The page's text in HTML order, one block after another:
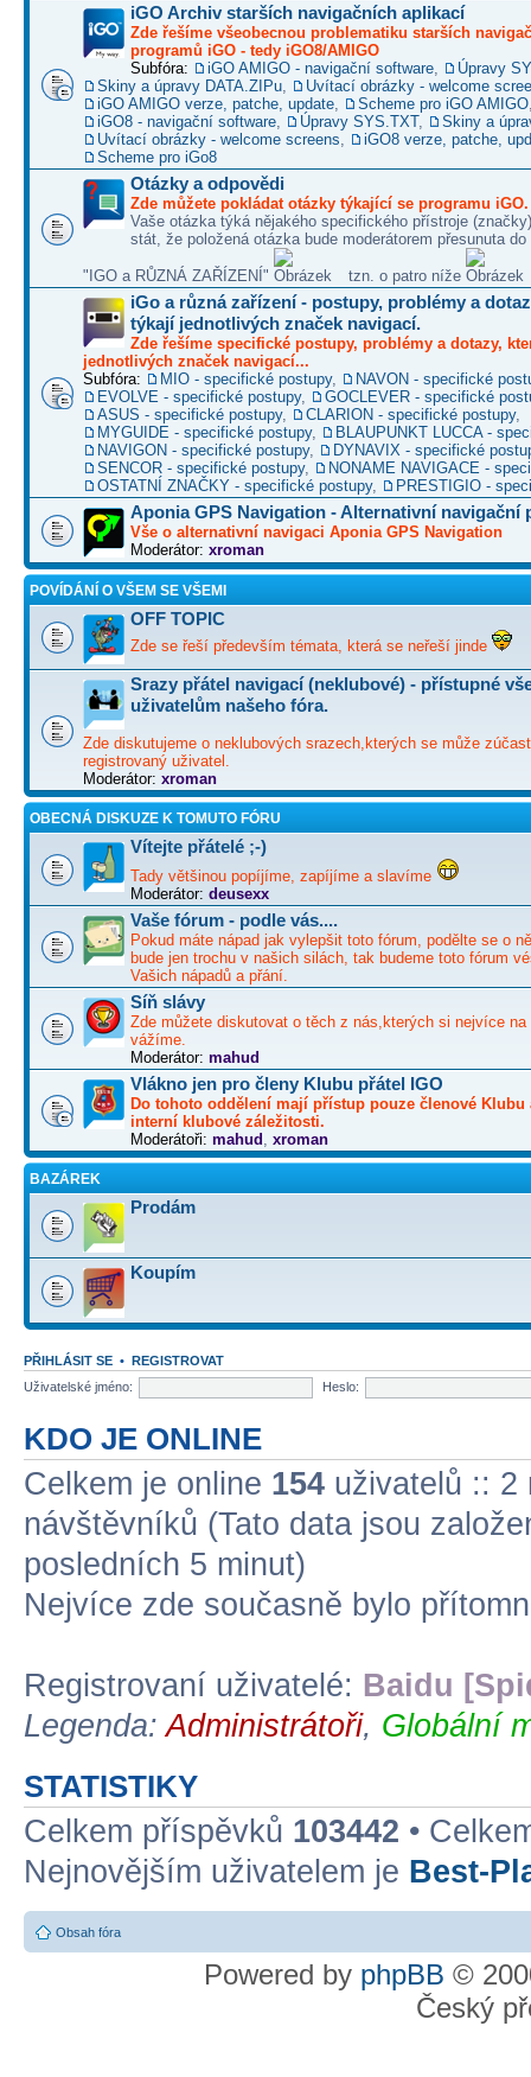
iGO Archiv starších navigačních aplikací
Zde řešíme všeobecnou problematiku starších
programů iGO - tedy iGO8/AMIGO
Subfóra:
iGO AMIGO - navigační software
Úpravy
Skiny a úpravy DATA.ZIPu
Uvítací obrázky - welcome
iGO AMIGO verze, patche, update
Scheme pro iGO AMIGO
iGO8 - navigační software
Úpravy SYS.TXT,
Skiny a
Uvítací obrázky - welcome screens
iGO8 verze, patche,
Scheme pro iGo8
Otázky a odpovědi
Zde můžete pokládat otázky týkající se programu iGO.
Vaše otázka týká nějakého specifického přístroje
stát, že položená otázka bude moderátorem přesunuta do
"IGO a RŮZNÁ ZAŘÍZENÍ" tzn. o patro níže
iGo a různá zařízení - postupy, problémy a
týkají jednotlivých značek navigací.
Zde řešíme specifické postupy, problémy a dotazy,
jednotlivých značek navigací...
Subfóra:
MIO - specifické postupy,
NAVON - specifické
EVOLVE - specifické postupy,
GOCLEVER - specifické
ASUS - specifické postupy, CLARION - specifické postupy,
MYGUIDE - specifické postupy,
BLAUPUNKT LUCCA -
NAVIGON - specifické postupy,
DYNAVIX - specifické
SENCOR - specifické postupy,
NONAME NAVIGACE -
OSTATNÍ ZNAČKY - specifické postupy, PRESTIGIO -
Aponia GPS Navigation - Alternativní navigační
Vše o alternativní navigaci Aponia GPS Navigation
Moderátor: xroman
POVÍDÁNÍ O VŠEM SE VŠEMI
OFF TOPIC
Zde se řeší především témata, která se neřeší jinde
Srazy přátel navigací (neklubové) - přístupné
uživatelům našeho fóra.
Zde diskutujeme o neklubových srazech,kterých se může
registrovaný uživatel.
Moderátor: xroman
OBECNÁ DISKUZE K TOMUTO FÓRU
Vítejte přátelé ;-)
Tady většinou popíjíme, zapíjíme a slavíme
Moderátor: deusexx
Vaše fórum - podle vás....
Pokud máte nápad jak vylepšit toto fórum, podělte se o
bude jen trochu v našich silách, tak budeme toto fórum
Vašich nápadů a přání.
Síň slávy
Zde můžete diskutovat o těch z nás,kterých si nejvíce na
vážíme.
Moderátor: mahud
Vlákno jen pro členy Klubu přátel IGO
Do tohoto oddělení mají přístup pouze členové Klubu
interní klubové záležitosti.
Moderátoři: mahud xroman
BAZÁREK
Prodám
Koupím
PŘIHLÁSIT SE • REGISTROVAT
Uživatelské jméno:
Heslo:
KDO JE ONLINE
Celkem je online 154 uživatelů :: 2
návštěvníků (Tato data jsou
posledních 5 minut)
Nejvíce zde současně bylo
Registrovaní uživatelé: Baidu
Legenda:Administrátoři, Globální
STATISTIKY
Celkem příspěvků 103442 •
Nejnovějším uživatelem je Best-
Obsah fóra
Powered by phpBB ©
Český